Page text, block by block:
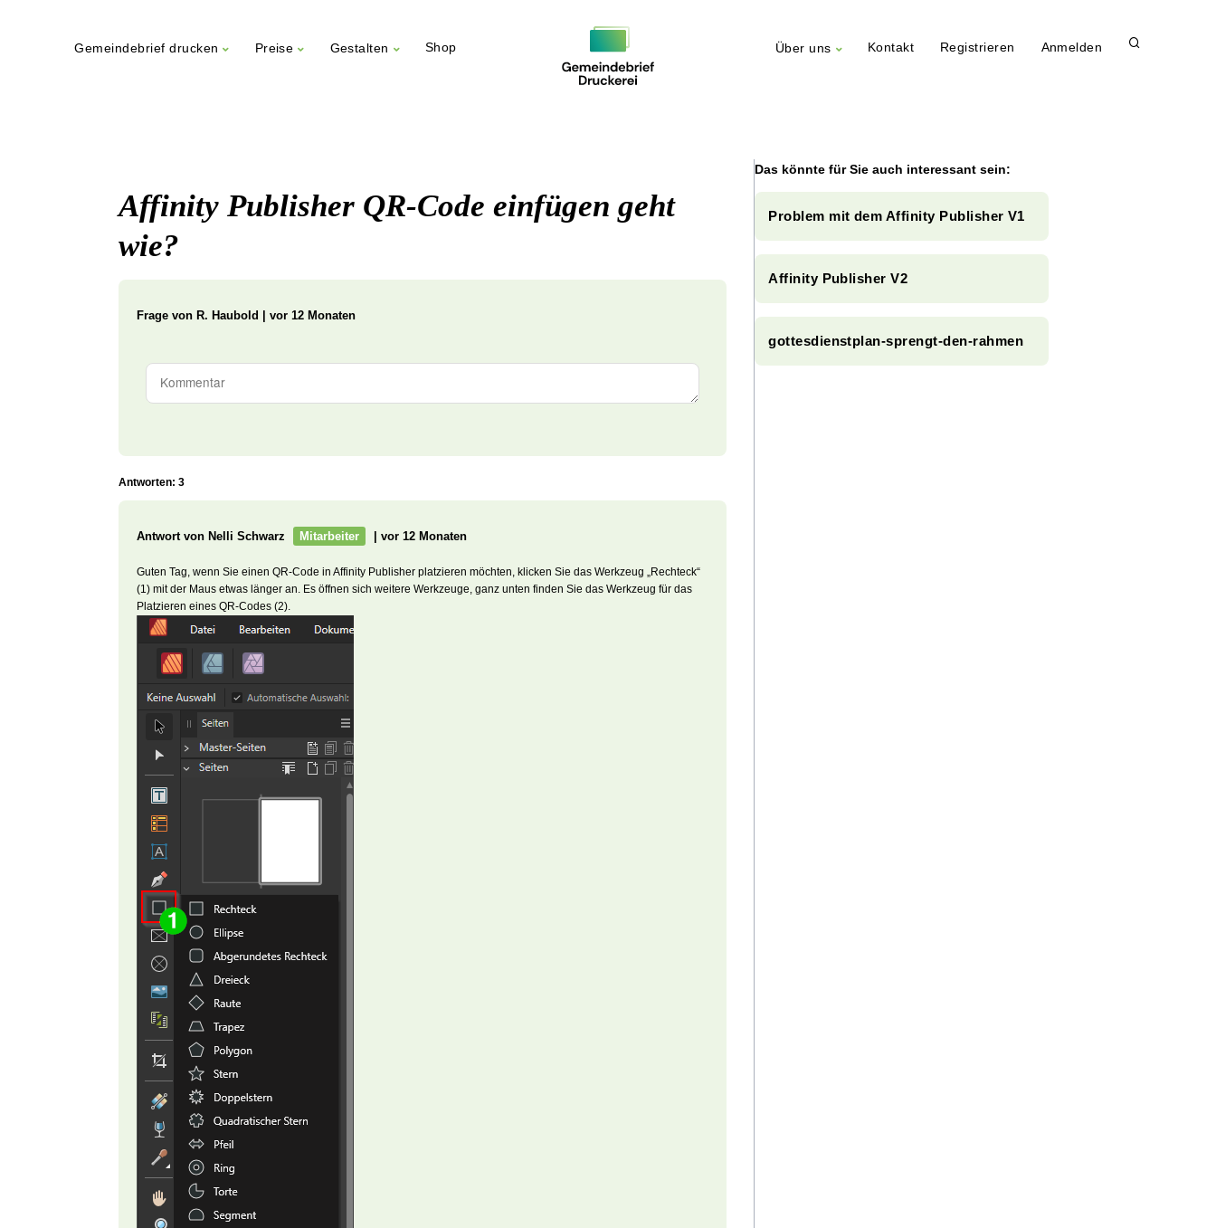
Gemeindebrief drucken Preise Gestalten Shop Über uns Kontakt Registrieren Anmelden
Affinity Publisher QR-Code einfügen geht
wie?
Frage von R. Haubold | vor 12 Monaten
Antworten: 3
Antwort von Nelli Schwarz Mitarbeiter | vor 12 Monaten
Guten Tag, wenn Sie einen QR-Code in Affinity Publisher platzieren möchten, klicken Sie das Werkzeug „Rechteck“
(1) mit der Maus etwas länger an. Es öffnen sich weitere Werkzeuge, ganz unten finden Sie das Werkzeug für das
Platzieren eines QR-Codes (2).
Das könnte für Sie auch interessant sein:
Problem mit dem Affinity Publisher V1
Affinity Publisher V2
gottesdienstplan-sprengt-den-rahmen